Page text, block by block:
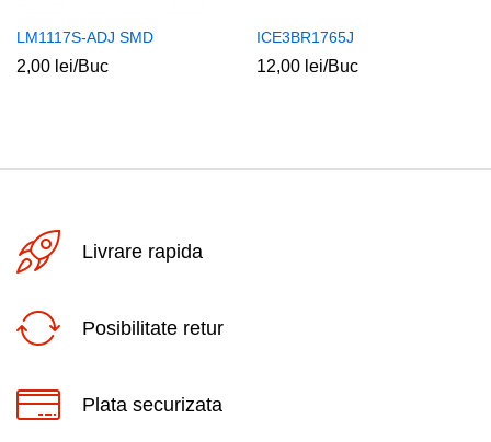
LM1117S-ADJ SMD
2,00 lei/Buc
ICE3BR1765J
12,00 lei/Buc
Livrare rapida
Posibilitate retur
Plata securizata